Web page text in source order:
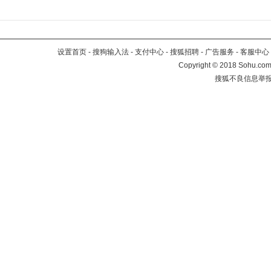
设置首页 - 搜狗输入法 - 支付中心 - 搜狐招聘 - 广告服务 - 客服中心
Copyright©2018
搜狐不良信息举